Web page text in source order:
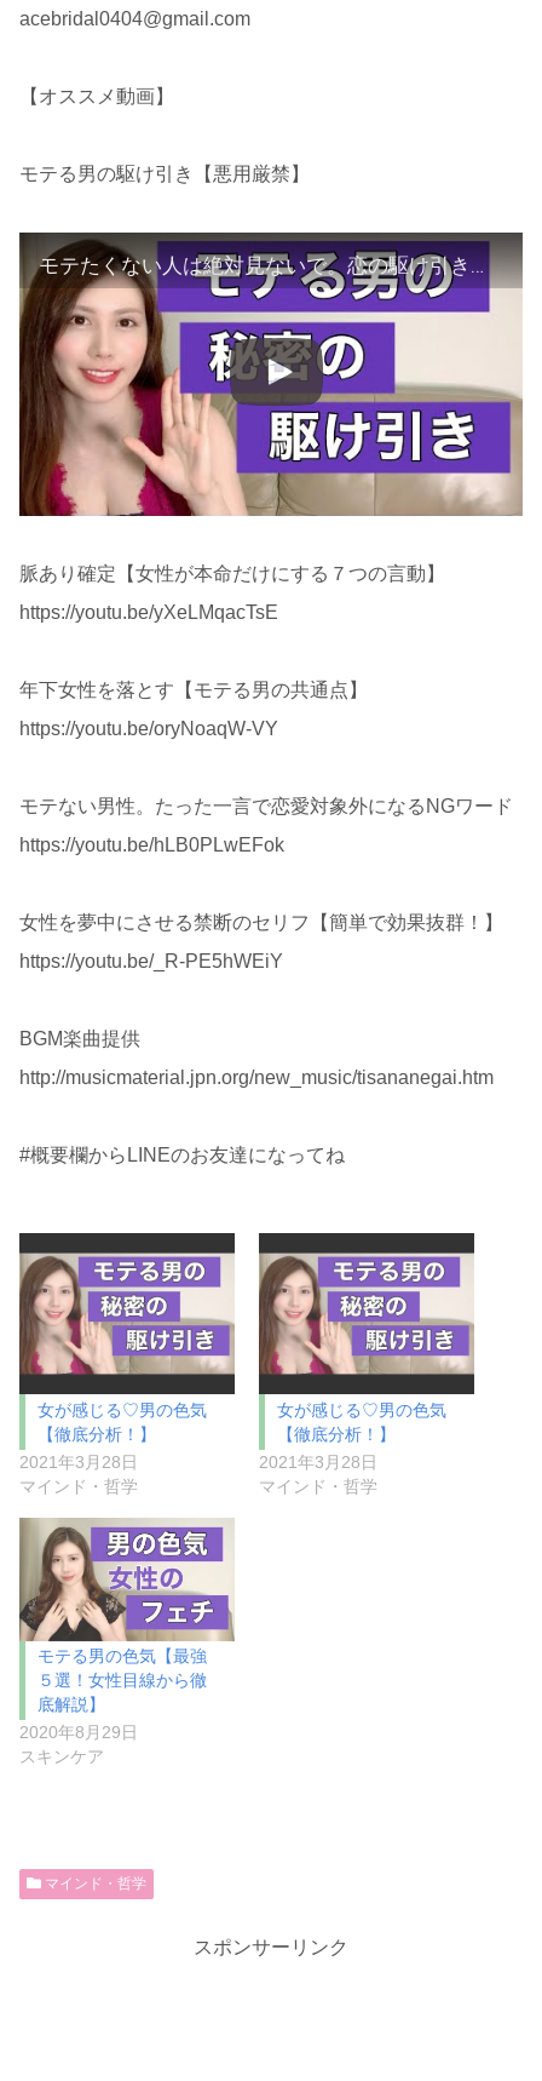
acebridal0404@gmail.com
【オススメ動画】
モテる男の駆け引き【悪用厳禁】
モテたくない人は絶対見ないで。恋の駆け引き【悪用厳禁】
脈あり確定【女性が本命だけにする７つの言動】
https://youtu.be/yXeLMqacTsE
年下女性を落とす【モテる男の共通点】
https://youtu.be/oryNoaqW-VY
モテない男性。たった一言で恋愛対象外になるNGワード
https://youtu.be/hLB0PLwEFok
女性を夢中にさせる禁断のセリフ【簡単で効果抜群！】
https://youtu.be/_R-PE5hWEiY
BGM楽曲提供
http://musicmaterial.jpn.org/new_music/tisananegai.htm
#概要欄からLINEのお友達になってね
女が感じる♡男の色気
【徹底分析！】
2021年3月28日
マインド・哲学
女が感じる♡男の色気
【徹底分析！】
2021年3月28日
マインド・哲学
モテる男の色気【最強
５選！女性目線から徹
底解説】
2020年8月29日
スキンケア
マインド・哲学
スポンサーリンク